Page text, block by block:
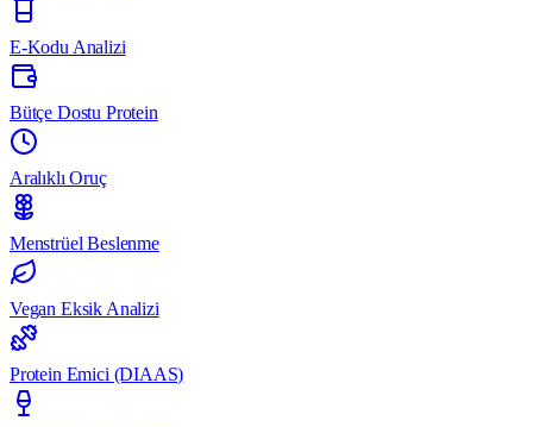
E-Kodu Analizi
Bütçe Dostu Protein
Aralıklı Oruç
Menstrüel Beslenme
Vegan Eksik Analizi
Protein Emici (DIAAS)